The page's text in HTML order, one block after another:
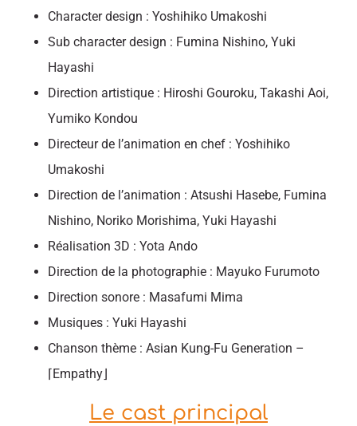
Character design : Yoshihiko Umakoshi
Sub character design : Fumina Nishino, Yuki
Hayashi
Direction artistique : Hiroshi Gouroku, Takashi Aoi,
Yumiko Kondou
Directeur de l’animation en chef : Yoshihiko
Umakoshi
Direction de l’animation : Atsushi Hasebe, Fumina
Nishino, Noriko Morishima, Yuki Hayashi
Réalisation 3D : Yota Ando
Direction de la photographie : Mayuko Furumoto
Direction sonore : Masafumi Mima
Musiques : Yuki Hayashi
Chanson thème : Asian Kung-Fu Generation –
⌈Empathy⌋
Le cast principal